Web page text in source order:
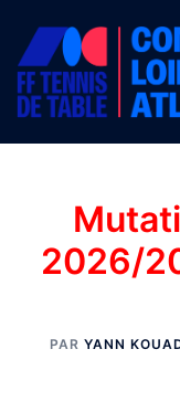
contenu
2026/
PAR YANN